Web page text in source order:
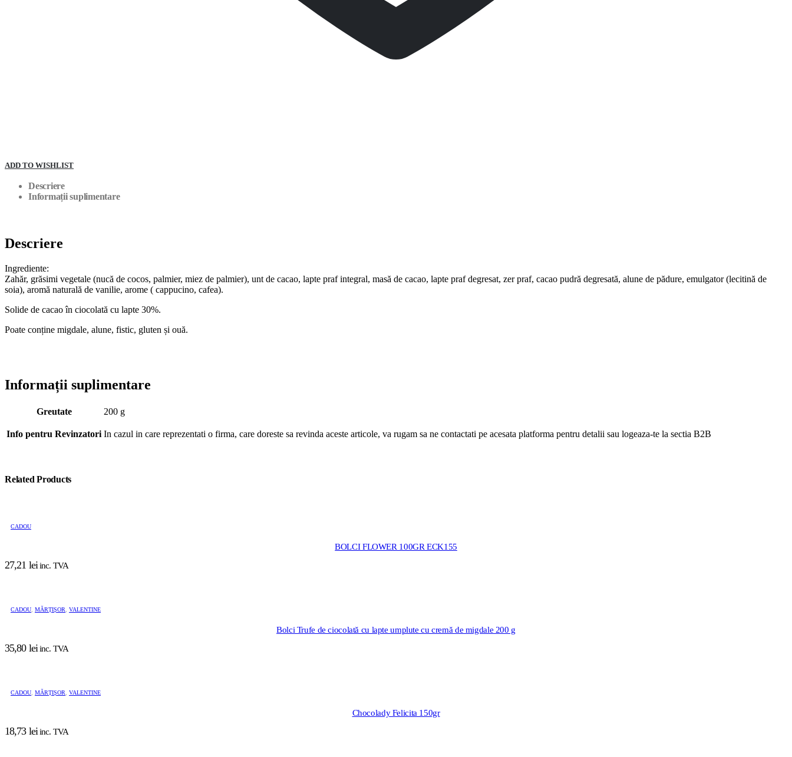
ADD TO WISHLIST
Descriere
Informații suplimentare
Descriere
Ingrediente:
Zahăr, grăsimi vegetale (nucă de cocos, palmier, miez de palmier), unt de cacao, lapte praf integral, masă de cacao, lapte praf degresat, zer praf, cacao pudră degresată, alune de pădure, emulgator (lecitină de
soia), aromă naturală de vanilie, arome ( cappucino, cafea).
Solide de cacao în ciocolată cu lapte 30%.
Poate conține migdale, alune, fistic, gluten și ouă.
Informații suplimentare
Greutate 200 g
Info pentru Revinzatori In cazul in care reprezentati o firma, care doreste sa revinda aceste articole, va rugam sa ne contactati pe acesata platforma pentru detalii sau logeaza-te la sectia B2B
Related Products
CADOU
BOLCI FLOWER 100GR ECK155
27,21 leiinc. TVA
CADOU MĂRȚIȘOR VALENTINE
Bolci Trufe de ciocolată cu lapte umplute cu cremă de migdale 200 g
35,80 leiinc. TVA
CADOU MĂRȚIȘOR VALENTINE
Chocolady Felicita 150gr
18,73 leiinc. TVA